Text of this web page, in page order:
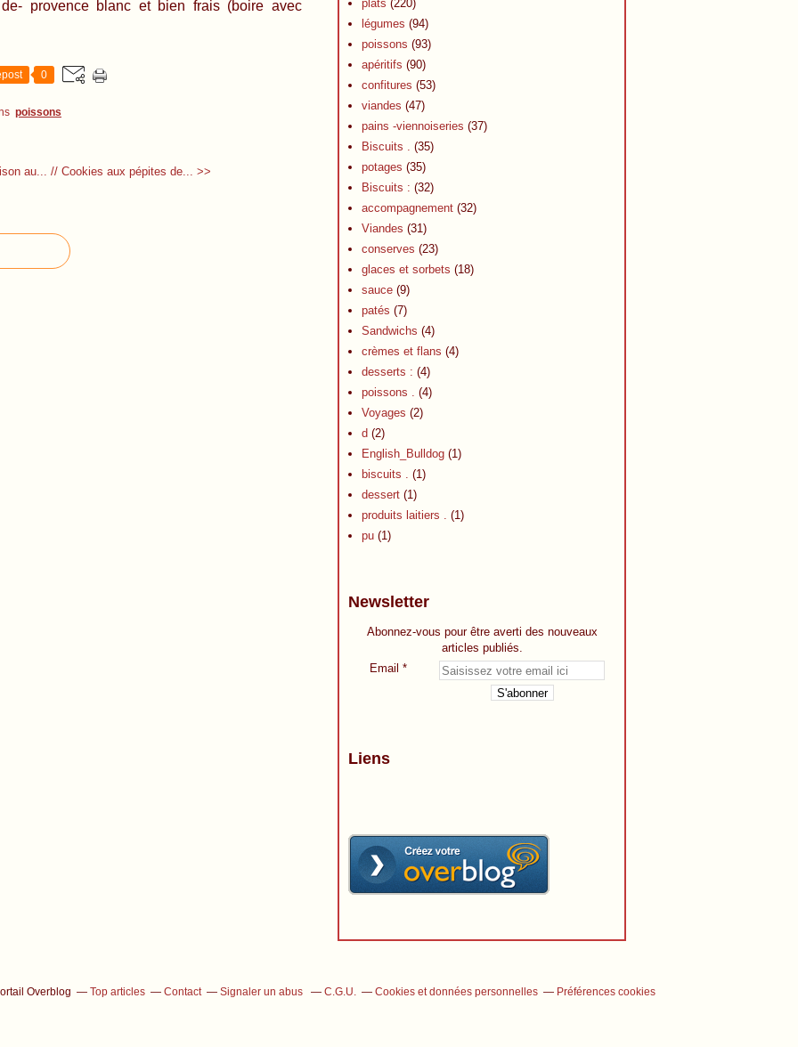
provence blanc et bien frais (boire avec
0
poissons
au... // Cookies aux pépites de... >>
plats (220)
légumes (94)
poissons (93)
apéritifs (90)
confitures (53)
viandes (47)
pains -viennoiseries (37)
Biscuits . (35)
potages (35)
Biscuits : (32)
accompagnement (32)
Viandes (31)
conserves (23)
glaces et sorbets (18)
sauce (9)
patés (7)
Sandwichs (4)
crèmes et flans (4)
desserts : (4)
poissons . (4)
Voyages (2)
d (2)
English_Bulldog (1)
biscuits . (1)
dessert (1)
produits laitiers . (1)
pu (1)
Newsletter
Abonnez-vous pour être averti des nouveaux
articles publiés.
Email
Liens
Overblog Top articles Contact Signaler un abus C.G.U. Cookies et données personnelles Préférences cookies